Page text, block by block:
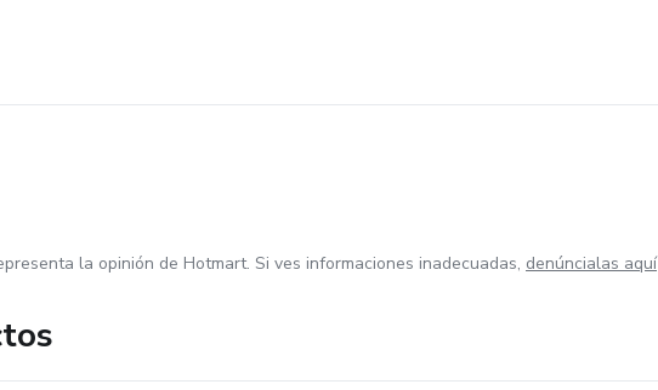
la opinión de Hotmart. Si ves informaciones inadecuadas, denúncialas aquí